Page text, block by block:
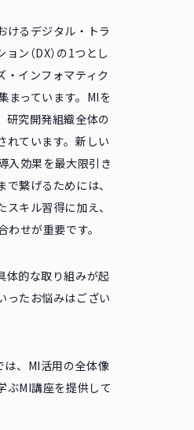
けるデジタル・トラ
ン（DX）の1つとし
・インフォマティク
まっています。MIを
研究開発組織全体の
れています。新しい
入効果を最大限引き
繋げるためには、
キル習得に加え、
わせが重要です。
体的な取り組みが起
ったお悩みはござい
、MI活用の全体像
ぶMI講座を提供して